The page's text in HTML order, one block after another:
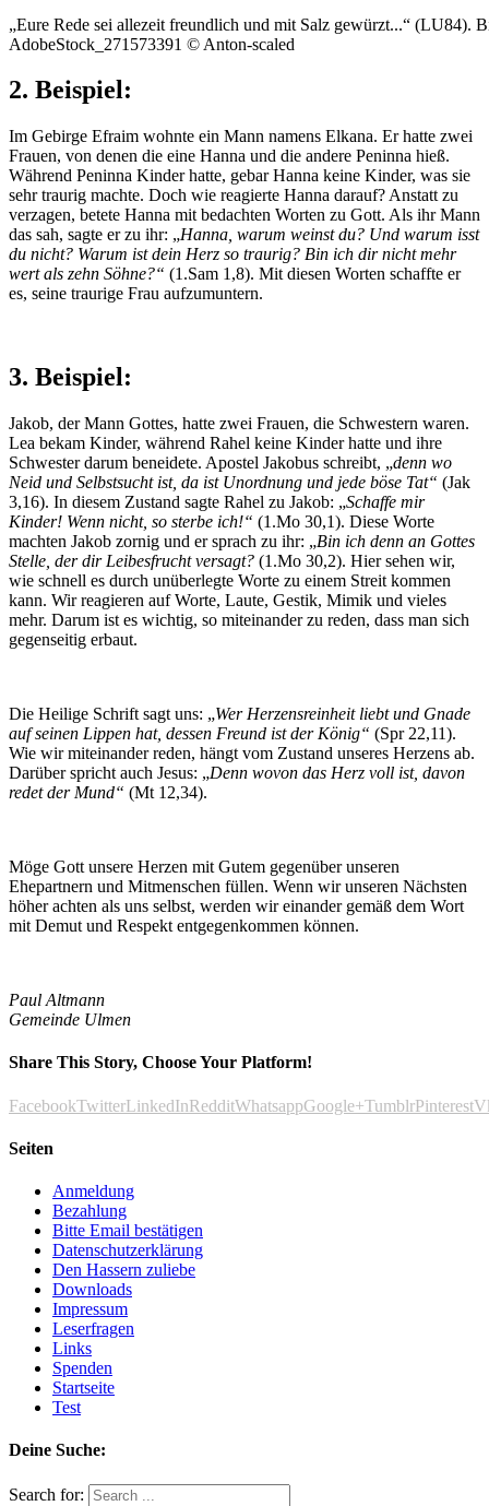
„Eure Rede sei allezeit freundlich und mit Salz gewürzt...“ (LU84).
AdobeStock_271573391 © Anton-scaled
2. Beispiel:
Im Gebirge Efraim wohnte ein Mann namens Elkana. Er hatte zwei
Frauen, von denen die eine Hanna und die andere Peninna hieß.
Während Peninna Kinder hatte, gebar Hanna keine Kinder, was sie
sehr traurig machte. Doch wie reagierte Hanna darauf? Anstatt zu
verzagen, betete Hanna mit bedachten Worten zu Gott. Als ihr Mann
das sah, sagte er zu ihr: „Hanna, warum weinst du? Und warum isst
du nicht? Warum ist dein Herz so traurig? Bin ich dir nicht mehr
wert als zehn Söhne?“ (1.Sam 1,8). Mit diesen Worten schaffte er
es, seine traurige Frau aufzumuntern.
3. Beispiel:
Jakob, der Mann Gottes, hatte zwei Frauen, die Schwestern waren.
Lea bekam Kinder, während Rahel keine Kinder hatte und ihre
Schwester darum beneidete. Apostel Jakobus schreibt, „denn wo
Neid und Selbstsucht ist, da ist Unordnung und jede böse Tat“ (Jak
3,16). In diesem Zustand sagte Rahel zu Jakob: „Schaffe mir
Kinder! Wenn nicht, so sterbe ich!“ (1.Mo 30,1). Diese Worte
machten Jakob zornig und er sprach zu ihr: „Bin ich denn an Gottes
Stelle, der dir Leibesfrucht versagt? (1.Mo 30,2). Hier sehen wir,
wie schnell es durch unüberlegte Worte zu einem Streit kommen
kann. Wir reagieren auf Worte, Laute, Gestik, Mimik und vieles
mehr. Darum ist es wichtig, so miteinander zu reden, dass man sich
gegenseitig erbaut.
Die Heilige Schrift sagt uns: „Wer Herzensreinheit liebt und Gnade
auf seinen Lippen hat, dessen Freund ist der König“ (Spr 22,11).
Wie wir miteinander reden, hängt vom Zustand unseres Herzens ab.
Darüber spricht auch Jesus: „Denn wovon das Herz voll ist, davon
redet der Mund“ (Mt 12,34).
Möge Gott unsere Herzen mit Gutem gegenüber unseren
Ehepartnern und Mitmenschen füllen. Wenn wir unseren Nächsten
höher achten als uns selbst, werden wir einander gemäß dem Wort
mit Demut und Respekt entgegenkommen können.
Paul Altmann
Gemeinde Ulmen
Share This Story, Choose Your Platform!
FacebookTwitterLinkedInRedditWhatsappGoogle+TumblrPinterest
Seiten
Anmeldung
Bezahlung
Bitte Email bestätigen
Datenschutzerklärung
Den Hassern zuliebe
Downloads
Impressum
Leserfragen
Links
Spenden
Startseite
Test
Deine Suche:
Search for: